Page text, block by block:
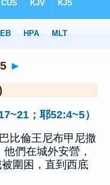
►
；耶52:4~5）
比倫王尼布甲尼撒
們在城外安營，
圍困，直到西底